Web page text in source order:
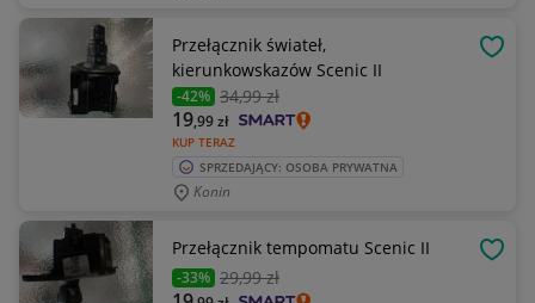
Przełącznik świateł,
kierunkowskazów Scenic II
-42% 34,99 zł
KUP TERAZ
19,99zł
SPRZEDAJĄCY: OSOBA PRYWATNA
Konin
Przełącznik tempomatu Scenic II
-33% 29,99 zł